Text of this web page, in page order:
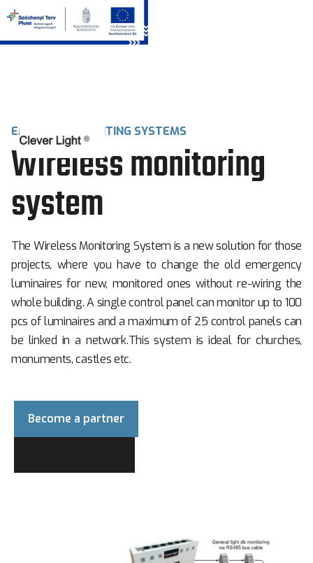
EMERGENCY LIGHTING SYSTEMS
Wireless monitoring
system
The Wireless Monitoring System is a new solution for those
projects, where you have to change the old emergency
luminaires for new, monitored ones without re-wiring the
whole building. A single control panel can monitor up to 100
pcs of luminaires and a maximum of 25 control panels can
be linked in a network.This system is ideal for churches,
monuments, castles etc.
Become a partner